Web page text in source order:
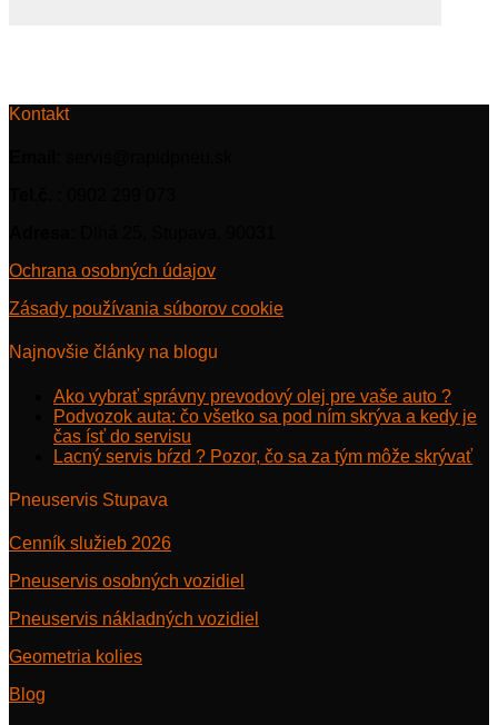
Kontakt
Ochrana osobných údajov
Zásady používania súborov cookie
Najnovšie články na blogu
Ako vybrať správny prevodový olej pre vaše auto ?
Podvozok auta: čo všetko sa pod ním skrýva a kedy je
čas ísť do servisu
Lacný servis bŕzd ? Pozor, čo sa za tým môže skrývať
Pneuservis Stupava
Cenník služieb 2026
Pneuservis osobných vozidiel
Pneuservis nákladných vozidiel
Geometria kolies
Blog